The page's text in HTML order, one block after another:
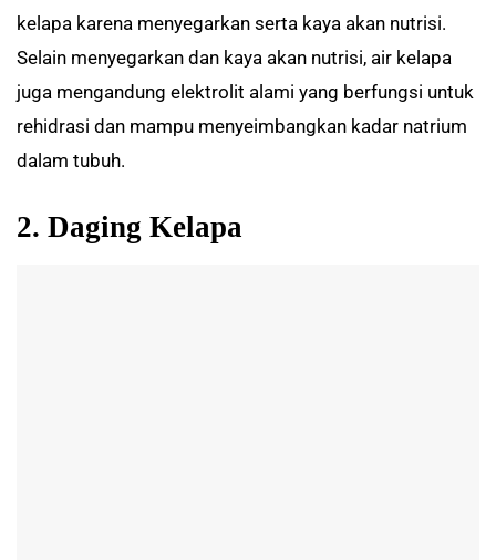
kelapa karena menyegarkan serta kaya akan nutrisi.
Selain menyegarkan dan kaya akan nutrisi, air kelapa
juga mengandung elektrolit alami yang berfungsi untuk
rehidrasi dan mampu menyeimbangkan kadar natrium
dalam tubuh.
2. Daging Kelapa